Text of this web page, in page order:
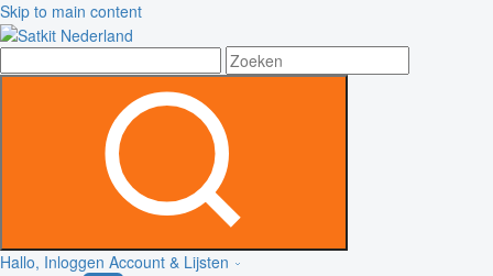
Skip to main content
Hallo, Inloggen Account & Lijsten